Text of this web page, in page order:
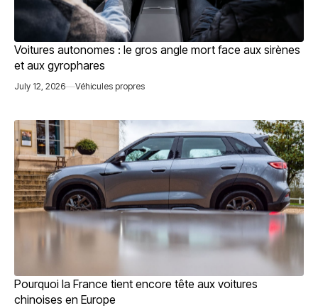
Voitures autonomes : le gros angle mort face aux sirènes
et aux gyrophares
July 12, 2026 Véhicules propres
Pourquoi la France tient encore tête aux voitures
chinoises en Europe